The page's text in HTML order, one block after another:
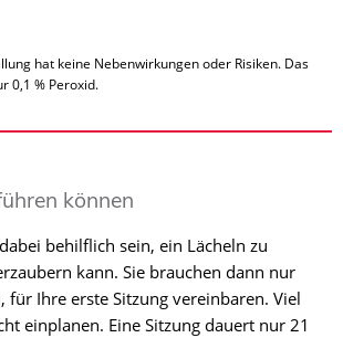
hat keine Nebenwirkungen oder Risiken. Das
0,1 % Peroxid.
können
behilflich sein, ein Lächeln zu
kann. Sie brauchen dann nur
für Ihre erste Sitzung vereinbaren. Viel
einplanen. Eine Sitzung dauert nur 21